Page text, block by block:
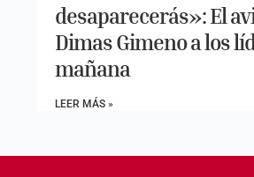
desaparecerás»: El
Dimas Gimeno a los
mañana
LEER MÁS »